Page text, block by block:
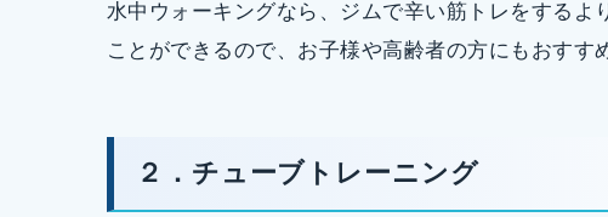
水中ウォーキングなら、ジムで辛い筋トレをするよ
ことができるので、お子様や高齢者の方にもおすす
２．チューブトレーニング